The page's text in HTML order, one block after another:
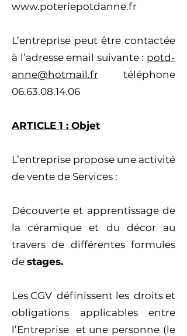
www.poteriepotdanne.fr
L’entreprise peut être contactée
à l’adresse email suivante : potd-
anne@hotmail.fr téléphone
06.63.08.14.06
ARTICLE 1 : Objet
L’entreprise propose une activité
de vente de Services :
Découverte et apprentissage de
la céramique et du décor au
travers de différentes formules
de stages.
Les CGV définissent les droits et
obligations applicables entre
l’Entreprise et une personne (le